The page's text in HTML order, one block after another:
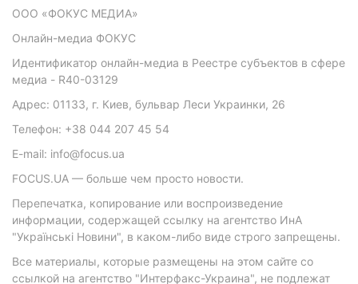
ООО «ФОКУС МЕДИА»
Онлайн-медиа ФОКУС
Идентификатор онлайн-медиа в Реестре субъектов в сфере
медиа - R40-03129
Адрес: 01133, г. Киев, бульвар Леси Украинки, 26
Телефон: +38 044 207 45 54
E-mail: info@focus.ua
FOCUS.UA — больше чем просто новости.
Перепечатка, копирование или воспроизведение
информации, содержащей ссылку на агентство ИнА
"Українські Новини", в каком-либо виде строго запрещены.
Все материалы, которые размещены на этом сайте со
ссылкой на агентство "Интерфакс-Украина", не подлежат